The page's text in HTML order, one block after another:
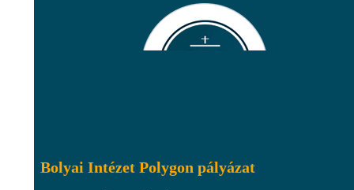
Bolyai Intézet Polygon pályázat